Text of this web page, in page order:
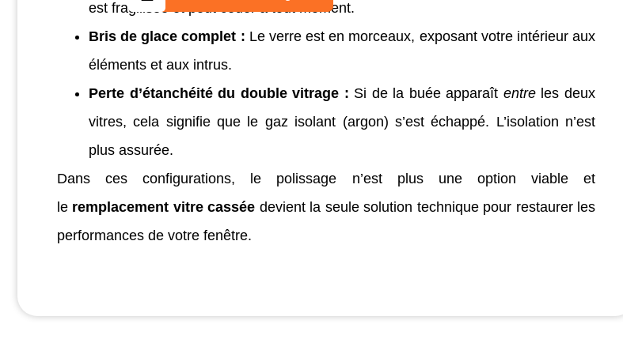
est fragilisée et peut céder à tout moment.
Bris de glace complet : Le verre est en morceaux, exposant votre intérieur aux
éléments et aux intrus.
Perte d’étanchéité du double vitrage : Si de la buée apparaît entreles deux
vitres, cela signifie que le gaz isolant (argon) s’est échappé. L’isolation n’est
plus assurée.
Dans ces configurations, le polissage n’est plus une option viable et
le remplacement vitre cassée devient la seule solution technique pour restaurer les
performances de votre fenêtre.